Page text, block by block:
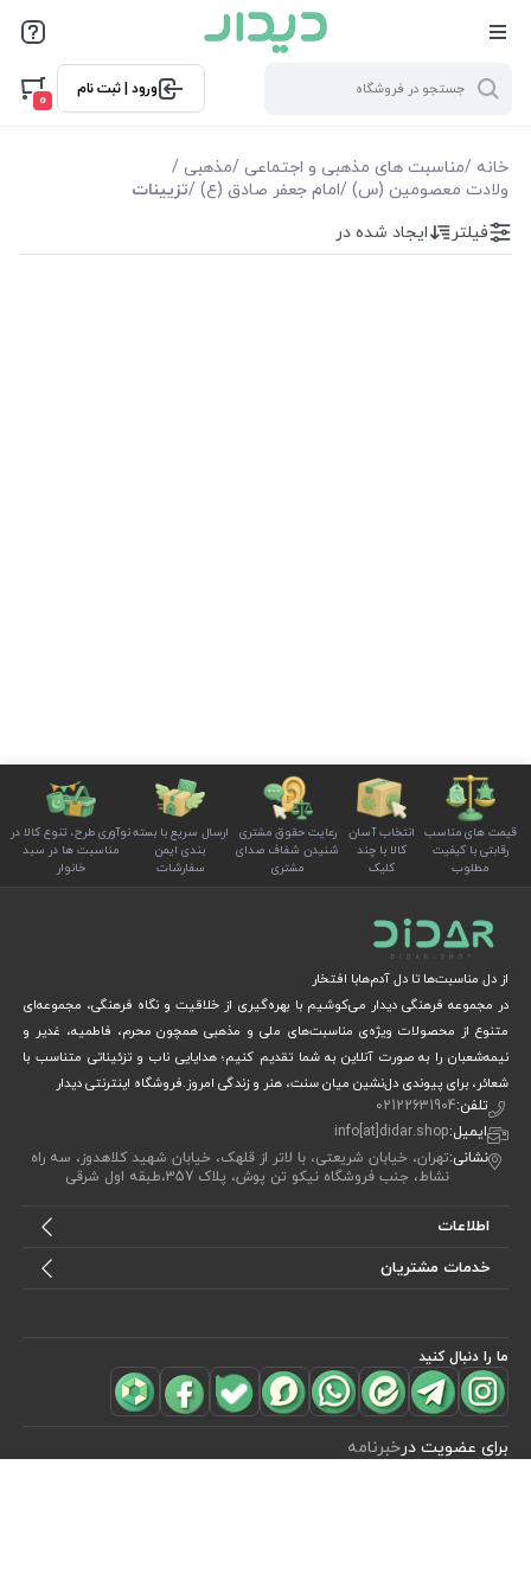
ورود | ثبت نام
0
خانه /مناسبت های مذهبی و اجتماعی /مذهبی /
ولادت معصومین (س) /امام جعفر صادق (ع) /تزیینات
فیلترها
موجودی
مشاهده محصولات(0)
فیلتر ایجاد شده در
قیمت های مناسب
رقابتی با کیفیت
مطلوب
انتخاب آسان
کالا با چند
کلیک
رعایت حقوق مشتری
شنیدن شفاف صدای
مشتری
ارسال سریع با بسته
بندی ایمن
سفارشات
نوآوری طرح، تنوع کالا در
مناسبت ها در سبد
خانوار
از دل مناسبت‌ها تا دل آدم‌هابا افتخار
در مجموعه فرهنگی دیدار می‌کوشیم با بهره‌گیری از خلاقیت و نگاه فرهنگی، مجموعه‌ای
متنوع از محصولات ویژه‌ی مناسبت‌های ملی و مذهبی همچون محرم، فاطمیه، غدیر و
نیمه‌شعبان را به صورت آنلاین به شما تقدیم کنیم؛ هدایایی ناب و تزئیناتی متناسب با
شعائر، برای پیوندی دل‌نشین میان سنت، هنر و زندگی امروز.فروشگاه اینترنتی دیدار
تلفن:02122631904
ایمیل:info[at]didar.shop
نشانی:تهران، خیابان شریعتی، با لاتر از قلهک، خیابان شهید کلاهدوز، سه راه
نشاط، جنب فروشگاه نیکو تن پوش، پلاک 357،طبقه اول شرقی
اطلاعات
خدمات مشتریان
ما را دنبال کنید
برای عضویت درخبرنامه